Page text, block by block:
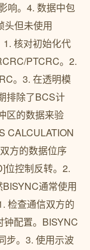
响。4. 数据中包
头但未使用
核对初始化代
PTCRC。2.
。3. 在透明模
排除了BCS计
区的数据来验
CALCULATION
方的数据位序
位控制反转。2.
通常使用
检查通信双方的
配置。BISYNC
步。3. 使用示波